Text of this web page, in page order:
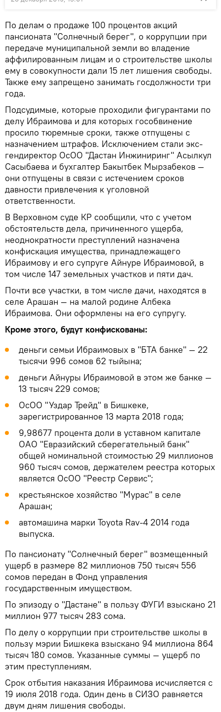
По делам о продаже 100 процентов акций
пансионата "Солнечный берег", о коррупции при
передаче муниципальной земли во владение
аффилированным лицам и о строительстве школы
ему в совокупности дали 15 лет лишения свободы.
Также ему запрещено занимать госдолжности три
года.
Подсудимые, которые проходили фигурантами по
делу Ибраимова и для которых гособвинение
просило тюремные сроки, также отпущены с
назначением штрафов. Исключением стали экс-
гендиректор ОсОО "Дастан Инжиниринг" Асылкул
Сасыбаева и бухгалтер Бакытбек Мырзабеков —
они отпущены в связи с истечением сроков
давности привлечения к уголовной
ответственности.
В Верховном суде КР сообщили, что с учетом
обстоятельств дела, причиненного ущерба,
неоднократности преступлений назначена
конфискация имущества, принадлежащего
Ибраимову и его супруге Айнуре Ибраимовой, в
том числе 147 земельных участков и пяти дач.
Почти все участки, в том числе дачи, находятся в
селе Арашан — на малой родине Албека
Ибраимова. Они оформлены на его супругу.
Кроме этого, будут конфискованы:
деньги семьи Ибраимовых в "БТА банке" — 22
тысячи 996 сомов 62 тыйына;
деньги Айнуры Ибраимовой в этом же банке —
13 тысяч 229 сомов;
ОсОО "Уздар Трейд" в Бишкеке,
зарегистрированное 13 марта 2018 года;
9,98677 процента доли в уставном капитале
ОАО "Евразийский сберегательный банк"
общей номинальной стоимостью 29 миллионов
960 тысяч сомов, держателем реестра которых
является ОсОО "Реестр Сервис";
крестьянское хозяйство "Мурас" в селе
Арашан;
автомашина марки Toyota Rav-4 2014 года
выпуска.
По пансионату "Солнечный берег" возмещенный
ущерб в размере 82 миллионов 750 тысяч 556
сомов передан в Фонд управления
государственным имуществом.
По эпизоду о "Дастане" в пользу ФУГИ взыскано 21
миллион 977 тысяч 283 сома.
По делу о коррупции при строительстве школы в
пользу мэрии Бишкека взыскано 94 миллиона 864
тысяч 180 сомов. Указанные суммы — ущерб по
этим преступлениям.
Срок отбытия наказания Ибраимова исчисляется с
19 июля 2018 года. Один день в СИЗО равняется
двум дням лишения свободы.